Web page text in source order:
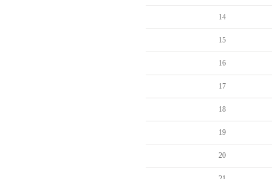
14
15
16
17
18
19
20